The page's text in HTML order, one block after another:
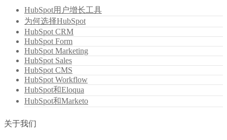
HubSpot用户增长工具
为何选择HubSpot
HubSpot CRM
HubSpot Form
HubSpot Marketing
HubSpot Sales
HubSpot CMS
HubSpot Workflow
HubSpot和Eloqua
HubSpot和Marketo
关于我们